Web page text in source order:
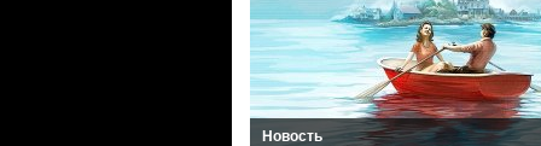
Новость